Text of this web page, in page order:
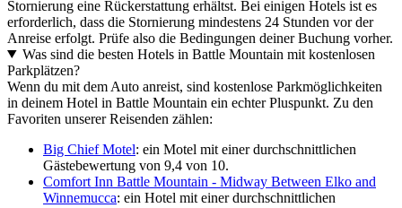
Stornierung eine Rückerstattung erhältst. Bei einigen Hotels ist es
erforderlich, dass die Stornierung mindestens 24 Stunden vor der
Anreise erfolgt. Prüfe also die Bedingungen deiner Buchung vorher.
Was sind die besten Hotels in Battle Mountain mit kostenlosen
Parkplätzen?
Wenn du mit dem Auto anreist, sind kostenlose Parkmöglichkeiten
in deinem Hotel in Battle Mountain ein echter Pluspunkt. Zu den
Favoriten unserer Reisenden zählen:
Big Chief Motel: ein Motel mit einer durchschnittlichen
Gästebewertung von 9,4 von 10.
Comfort Inn Battle Mountain - Midway Between Elko and
Winnemucca: ein Hotel mit einer durchschnittlichen